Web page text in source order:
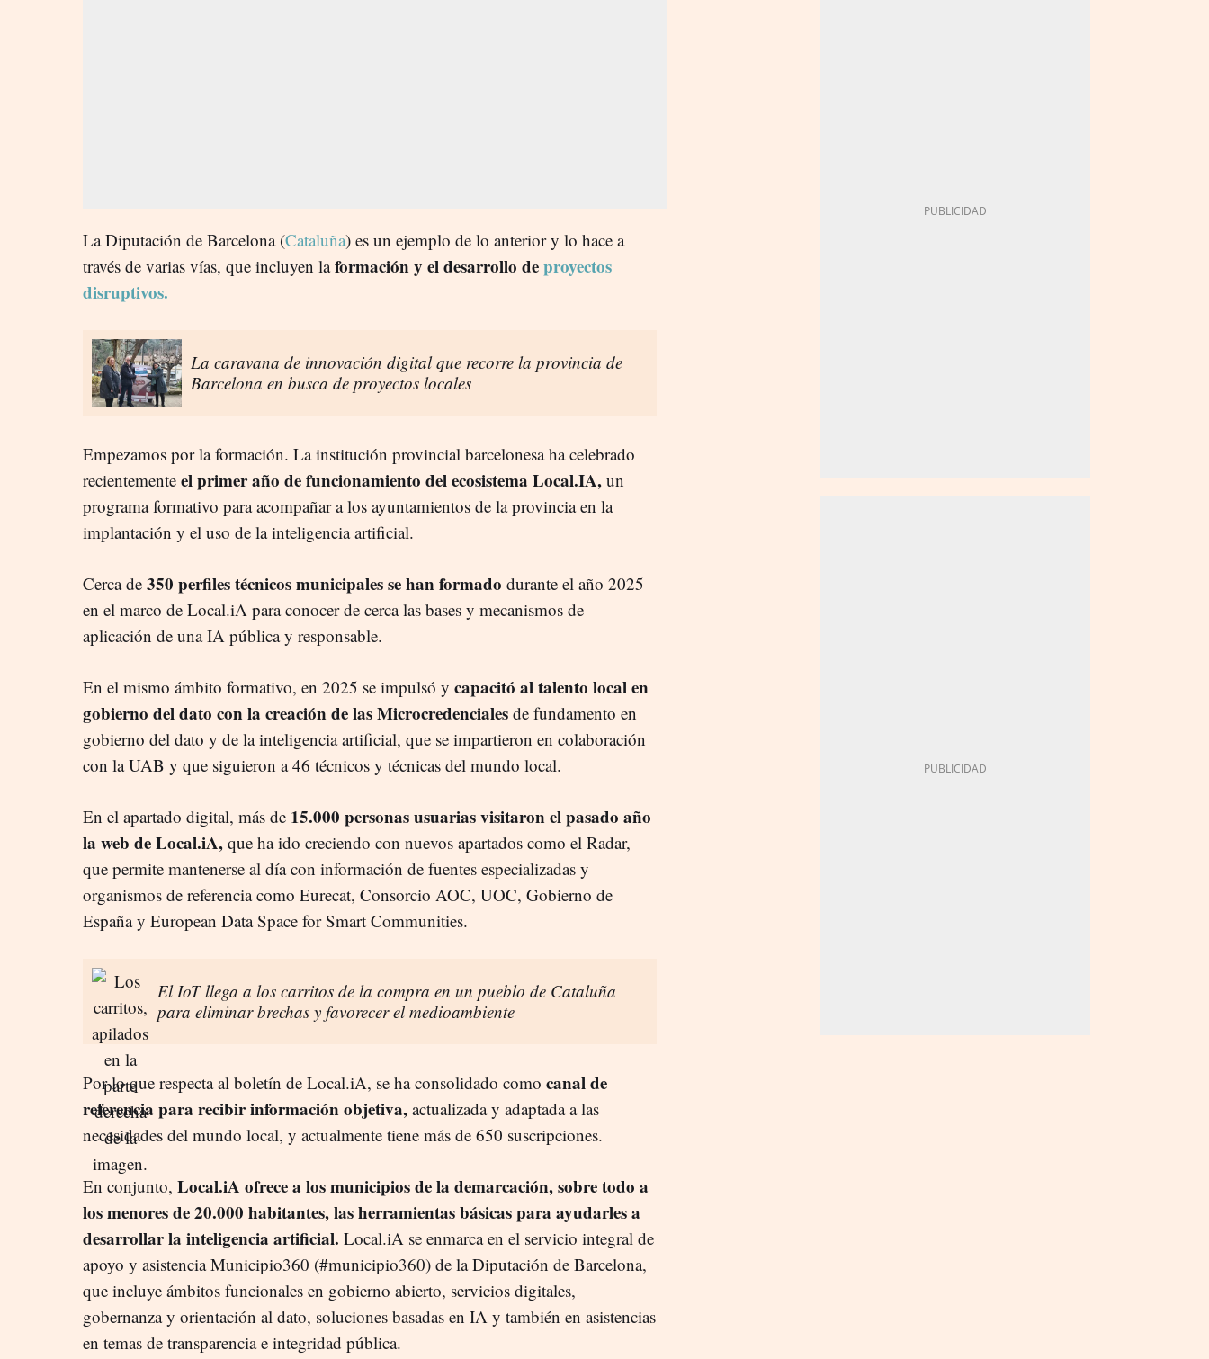
La Diputación de Barcelona (Cataluña) es un ejemplo de lo anterior y lo hace a
través de varias vías, que incluyen laformación y el desarrollo deproyectos
disruptivos.
La caravana de innovación digital que recorre la provincia de
Barcelona en busca de proyectos locales
Empezamos por la formación. La institución provincial barcelonesa ha celebrado
recientemente el primer año de funcionamiento del ecosistema Local.IA, un
programa formativo para acompañar a los ayuntamientos de la provincia en la
implantación y el uso de la inteligencia artificial.
Cerca de 350 perfiles técnicos municipales se han formado durante el año 2025
en el marco de Local.iA para conocer de cerca las bases y mecanismos de
aplicación de una IA pública y responsable.
En el mismo ámbito formativo, en 2025 se impulsó y capacitó al talento local en
gobierno del dato con la creación de las Microcredenciales de fundamento en
gobierno del dato y de la inteligencia artificial, que se impartieron en colaboración
con la UAB y que siguieron a 46 técnicos y técnicas del mundo local.
En el apartado digital, más de 15.000 personas usuarias visitaron el pasado año
la web de Local.iA, que ha ido creciendo con nuevos apartados como el Radar,
que permite mantenerse al día con información de fuentes especializadas y
organismos de referencia como Eurecat, Consorcio AOC, UOC, Gobierno de
España y European Data Space for Smart Communities.
El IoT llega a los carritos de la compra en un pueblo de Cataluña
para eliminar brechas y favorecer el medioambiente
Por lo que respecta al boletín de Local.iA, se ha consolidado como canal de
referencia para recibir información objetiva, actualizada y adaptada a las
necesidades del mundo local, y actualmente tiene más de 650 suscripciones.
En conjunto, Local.iA ofrece a los municipios de la demarcación, sobre todo a
los menores de 20.000 habitantes, las herramientas básicas para ayudarles a
desarrollar la inteligencia artificial. Local.iA se enmarca en el servicio integral de
apoyo y asistencia Municipio360 (#municipio360) de la Diputación de Barcelona,
que incluye ámbitos funcionales en gobierno abierto, servicios digitales,
gobernanza y orientación al dato, soluciones basadas en IA y también en asistencias
en temas de transparencia e integridad pública.